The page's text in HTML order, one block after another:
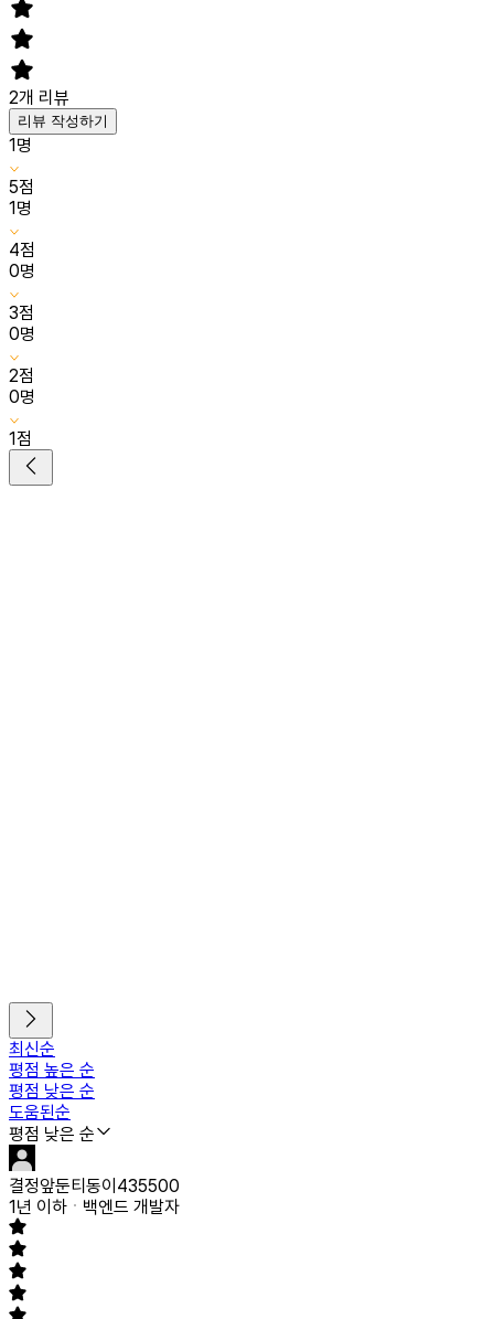
2개 리뷰
리뷰 작성하기
1명
5점
1명
4점
0명
3점
0명
2점
0명
1점
최신순
평점 높은 순
평점 낮은 순
도움된순
평점 낮은 순
결정앞둔티동이435500
1년 이하
백엔드 개발자